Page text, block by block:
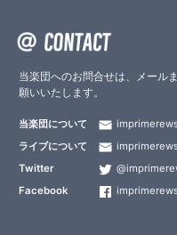
当楽団へのお問合せは、メール
願いいたします。
当楽団について
ライブについて
Twitter
Facebook